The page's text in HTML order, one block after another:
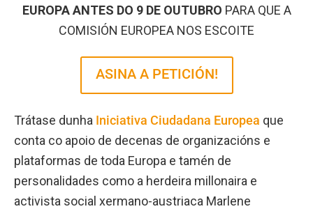
EUROPA ANTES DO 9 DE OUTUBRO PARA QUE A
COMISIÓN EUROPEA NOS ESCOITE
ASINA A PETICIÓN!
Trátase dunha Iniciativa Ciudadana Europea que
conta co apoio de decenas de organizacións e
plataformas de toda Europa e tamén de
personalidades como a herdeira millonaira e
activista social xermano-austriaca Marlene